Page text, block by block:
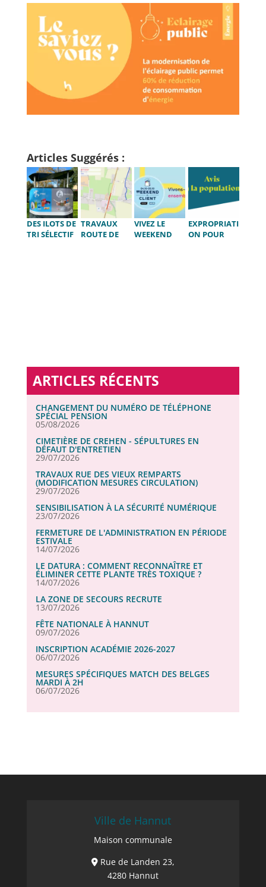
Articles Suggérés :
DES ILOTS DE
TRI SÉLECTIF
TRAVAUX
ROUTE DE
VIVEZ LE
WEEKEND
EXPROPRIATI
ON POUR
ARTICLES RÉCENTS
CHANGEMENT DU NUMÉRO DE TÉLÉPHONE
SPÉCIAL PENSION
05/08/2026
CIMETIÈRE DE CREHEN - SÉPULTURES EN
DÉFAUT D'ENTRETIEN
29/07/2026
TRAVAUX RUE DES VIEUX REMPARTS
(MODIFICATION MESURES CIRCULATION)
29/07/2026
SENSIBILISATION À LA SÉCURITÉ NUMÉRIQUE
23/07/2026
FERMETURE DE L'ADMINISTRATION EN PÉRIODE
ESTIVALE
14/07/2026
LE DATURA : COMMENT RECONNAÎTRE ET
ÉLIMINER CETTE PLANTE TRÈS TOXIQUE ?
14/07/2026
LA ZONE DE SECOURS RECRUTE
13/07/2026
FÊTE NATIONALE À HANNUT
09/07/2026
INSCRIPTION ACADÉMIE 2026-2027
06/07/2026
MESURES SPÉCIFIQUES MATCH DES BELGES
MARDI À 2H
06/07/2026
Ville de Hannut
Maison communale
Rue de Landen 23,
4280 Hannut